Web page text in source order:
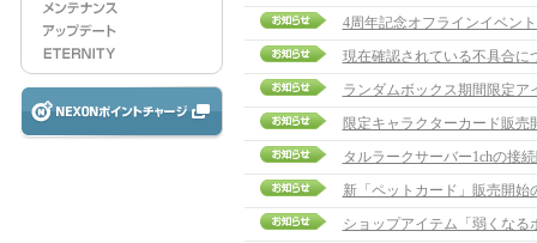
4周年記念オフラインイベン
現在確認されている不具合に
ランダムボックス期間限定ア
限定キャラクターカード販売
タルラークサーバー1chの接
新「ペットカード」販売開始
ショップアイテム「弱くなる